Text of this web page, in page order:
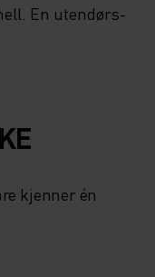
En utendørs-
kjenner én